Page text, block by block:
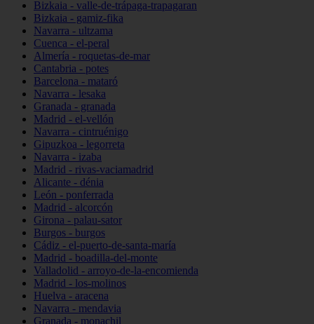
Bizkaia - valle-de-trápaga-trapagaran
Bizkaia - gamiz-fika
Navarra - ultzama
Cuenca - el-peral
Almería - roquetas-de-mar
Cantabria - potes
Barcelona - mataró
Navarra - lesaka
Granada - granada
Madrid - el-vellón
Navarra - cintruénigo
Gipuzkoa - legorreta
Navarra - izaba
Madrid - rivas-vaciamadrid
Alicante - dénia
León - ponferrada
Madrid - alcorcón
Girona - palau-sator
Burgos - burgos
Cádiz - el-puerto-de-santa-maría
Madrid - boadilla-del-monte
Valladolid - arroyo-de-la-encomienda
Madrid - los-molinos
Huelva - aracena
Navarra - mendavia
Granada - monachil